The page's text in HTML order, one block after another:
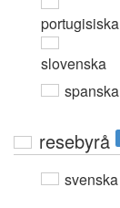
portugisiska
slovenska
spanska
resebyrå
svenska